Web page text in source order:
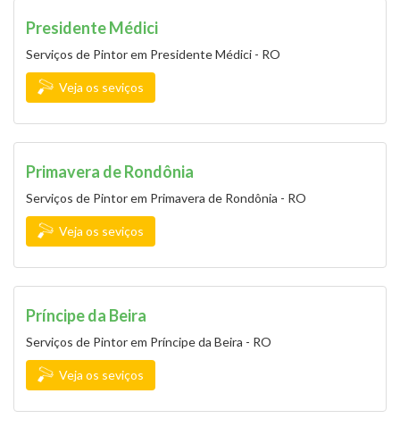
Presidente Médici
Serviços de Pintor em Presidente Médici - RO
Veja os seviços
Primavera de Rondônia
Serviços de Pintor em Primavera de Rondônia - RO
Veja os seviços
Príncipe da Beira
Serviços de Pintor em Príncipe da Beira - RO
Veja os seviços